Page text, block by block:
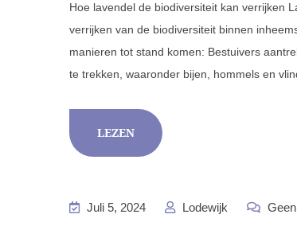
Hoe lavendel de biodiversiteit kan verrijken
verrijken van de biodiversiteit binnen
manieren tot stand komen: Bestuivers
te trekken, waaronder bijen, hommels en
LEZEN
Juli 5, 2024 Lodewijk